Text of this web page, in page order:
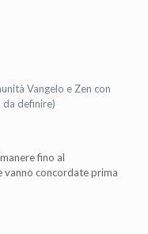
Vangelo e Zen con
da definire)
fino al
vanno concordate prima